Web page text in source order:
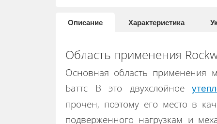
Описание Характеристика
Область применения
Основная область применения
Баттс В это двухслойное
прочен, поэтому его место в
подверженного нагрузкам и